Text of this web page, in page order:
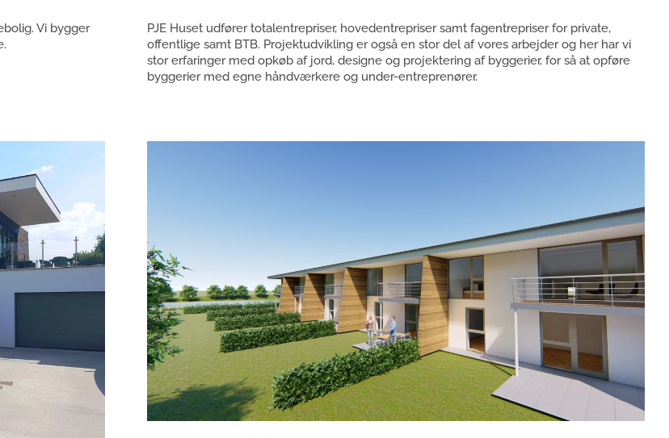
Vi bygger
PJE Huset udfører totalentrepriser, hovedentrepriser samt fagentrepriser for private,
offentlige samt BTB. Projektudvikling er også en stor del af vores arbejder og her har vi
stor erfaringer med opkøb af jord, designe og projektering af byggerier, for så at opføre
byggerier med egne håndværkere og under-entreprenører.